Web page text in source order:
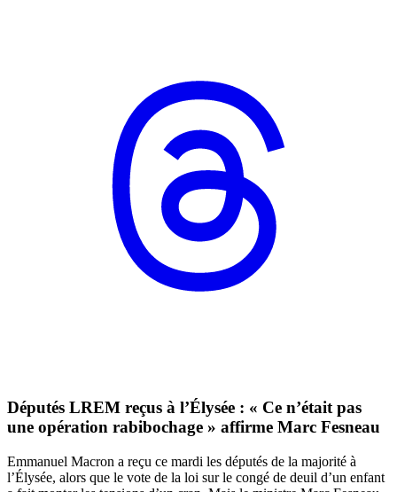
Députés LREM reçus à l’Élysée : « Ce n’était pas
une opération rabibochage » affirme Marc Fesneau
Emmanuel Macron a reçu ce mardi les députés de la majorité à
l’Élysée, alors que le vote de la loi sur le congé de deuil d’un enfant